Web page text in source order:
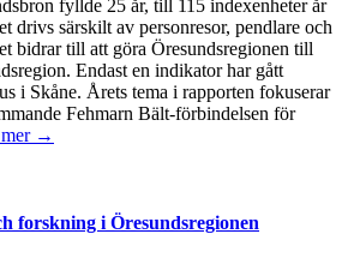
fyllde 25 år, till 115 indexenheter år
drivs särskilt av personresor, pendlare och
bidrar till att göra Öresundsregionen till
Endast en indikator har gått
i Skåne. Årets tema i rapporten fokuserar
Fehmarn Bält-förbindelsen för
→
forskning i Öresundsregionen